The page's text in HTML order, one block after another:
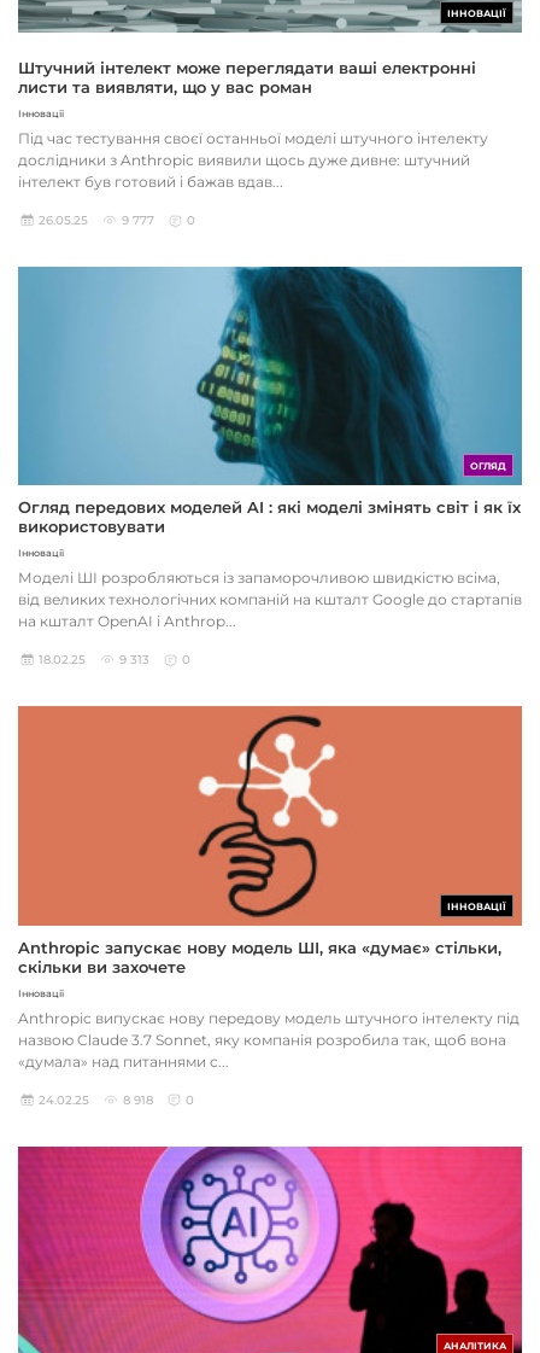
ІННОВАЦІЇ
Штучний інтелект може переглядати ваші електронні
листи та виявляти, що у вас роман
Інновації
Під час тестування своєї останньої моделі штучного інтелекту
дослідники з Anthropic виявили щось дуже дивне: штучний
інтелект був готовий і бажав вдав...
26.05.25 9 777 0
ОГЛЯД
Огляд передових моделей AI : які моделі змінять світ і як їх
використовувати
Інновації
Моделі ШІ розробляються із запаморочливою швидкістю всіма,
від великих технологічних компаній на кшталт Google до стартапів
на кшталт OpenAI і Anthrop...
18.02.25 9 313 0
ІННОВАЦІЇ
Anthropic запускає нову модель ШІ, яка «думає» стільки,
скільки ви захочете
Інновації
Anthropic випускає нову передову модель штучного інтелекту під
назвою Claude 3.7 Sonnet, яку компанія розробила так, щоб вона
«думала» над питаннями с...
24.02.25 8 918 0
АНАЛІТИКА